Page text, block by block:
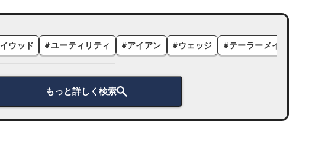
ウッド #ユーティリティ #アイアン #ウェッジ #テーラーメイド
もっと詳しく検索